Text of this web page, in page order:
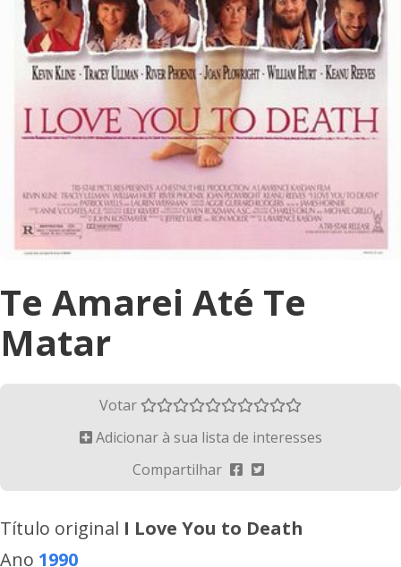
Te Amarei Até Te
Matar
Votar
Adicionar à sua lista de interesses
Compartilhar
Título original I Love You to Death
Ano 1990